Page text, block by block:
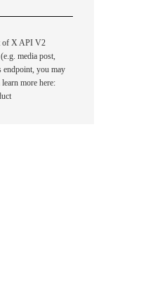
of X API V2
media post,
endpoint, you may
more here: